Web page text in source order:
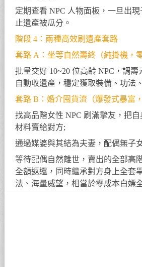
定期查看 NPC 人物面板，一旦出
止遺產被瓜分。
階段 4：兩種高效刷遺產套路
套路 A：坐等自然壽終（純掛機，
批量交好 10~20 位高齡 NPC，調
自動收遺產，穩定獲取裝備、功法
套路 B：婚介囤貨流（爆發式暴富
找高品階女性 NPC 刷滿摯友，把自
材料賣給對方;
通過媒婆與其結為夫妻，配偶無子
等待配偶自然離世，賣出的全部高
全額返還，同時繼承對方身上全套
法、海量威望，相當於零成本白嫖